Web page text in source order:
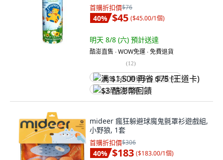
首購折扣價$76
40% $45 ($45.00/1個)
明天 8/8 (六) 預計送達
酷澎直售 ∙ WOW免運 ∙ 免費退貨
(12)
满 $1,500 再省 $75 (王道卡)
$3 酷澎幣回饋
mideer 瘋狂躲避球魔鬼氈罩衫遊戲組,
小野狼, 1套
首購折扣價$306
40% $183 ($183.00/1個)